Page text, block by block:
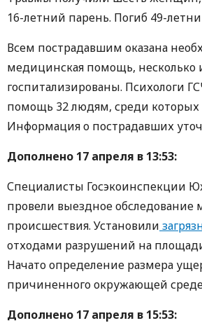
16-летний парень. Погиб 49-
Всем пострадавшим оказана
медицинская помощь, несколько
госпитализированы. Психологи
помощь 32 людям, среди которых
Информация о пострадавших
Дополнено 17 апреля в 13:53:
Специалисты Госэкоинспекции
провели выездное обследование
происшествия. Установили
отходами разрушений на
Начато определение размера
причиненного окружающей
Дополнено 17 апреля в 15:53: